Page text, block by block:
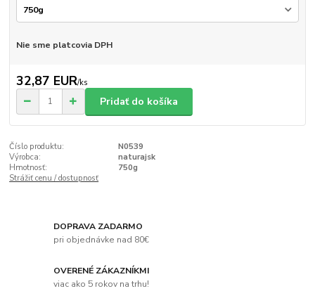
Nie sme platcovia DPH
32,87 EUR/ks
Pridať do košíka
Číslo produktu:
N0539
Výrobca:
naturajsk
Hmotnosť:
750g
Strážiť cenu / dostupnosť
DOPRAVA ZADARMO
pri objednávke nad 80€
OVERENÉ ZÁKAZNÍKMI
viac ako 5 rokov na trhu!